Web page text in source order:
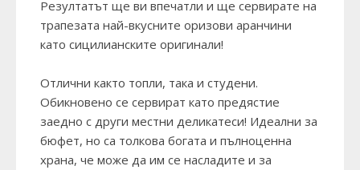
Резултатът ще ви впечатли и ще сервирате на
трапезата най-вкусните оризови аранчини
като сицилианските оригинали!
Отлични както топли, така и студени.
Обикновено се сервират като предястие
заедно с други местни деликатеси! Идеални за
бюфет, но са толкова богата и пълноценна
храна, че може да им се насладите и за